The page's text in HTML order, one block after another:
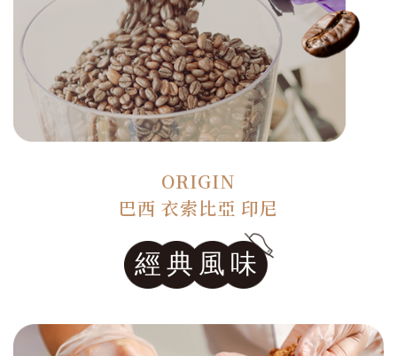
ORIGIN
巴西 衣索比亞 印尼
經典風味